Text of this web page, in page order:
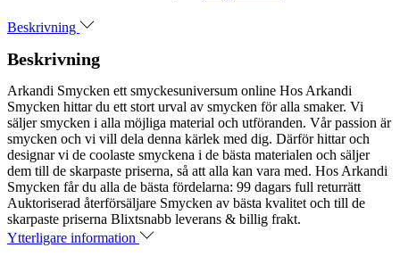
Beskrivning
Beskrivning
Arkandi Smycken ett smyckesuniversum online Hos Arkandi
Smycken hittar du ett stort urval av smycken för alla smaker. Vi
säljer smycken i alla möjliga material och utföranden. Vår passion är
smycken och vi vill dela denna kärlek med dig. Därför hittar och
designar vi de coolaste smyckena i de bästa materialen och säljer
dem till de skarpaste priserna, så att alla kan vara med. Hos Arkandi
Smycken får du alla de bästa fördelarna: 99 dagars full returrätt
Auktoriserad återförsäljare Smycken av bästa kvalitet och till de
skarpaste priserna Blixtsnabb leverans & billig frakt.
Ytterligare information